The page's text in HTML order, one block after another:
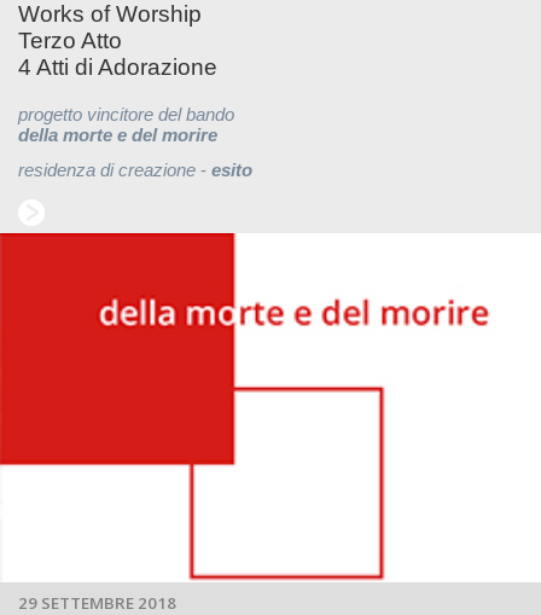
Works of Worship
Terzo Atto
4 Atti di Adorazione
progetto vincitore del bando
della morte e del morire
residenza di creazione - esito
29 SETTEMBRE 2018